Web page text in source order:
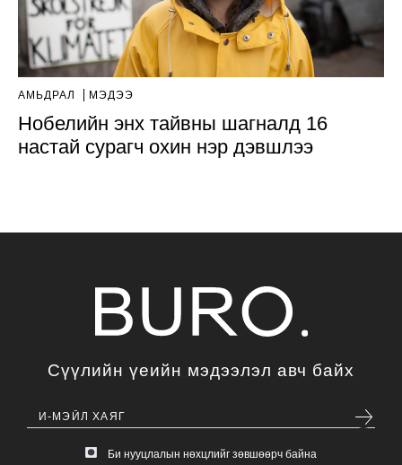
АМЬДРАЛ МЭДЭЭ
Нобелийн энх тайвны шагналд 16
настай сурагч охин нэр дэвшлээ
Сүүлийн үеийн мэдээлэл авч байх
Би нууцлалын нөхцлийг зөвшөөрч байна